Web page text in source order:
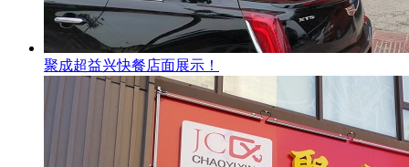
聚成超益兴快餐店面展示！